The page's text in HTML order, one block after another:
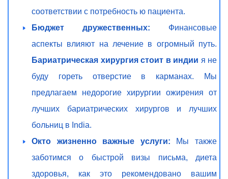
соответствии с потребность ю пациента.
Бюджет дружественных: Финансовые
аспекты влияют на лечение в огромный путь.
Бариатрическая хирургия стоит в индии я не
буду гореть отверстие в карманах. Мы
предлагаем недорогие хирургии ожирения от
лучших бариатрических хирургов и лучших
больниц в India.
Окто жизненно важные услуги: Мы также
заботимся о быстрой визы письма, диета
здоровья, как это рекомендовано вашим